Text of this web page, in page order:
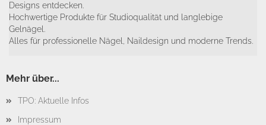
Designs entdecken.
Hochwertige Produkte für Studioqualität und langlebige
Gelnägel.
Alles für professionelle Nägel, Naildesign und moderne Trends.
Mehr über...
TPO: Aktuelle Infos
Impressum